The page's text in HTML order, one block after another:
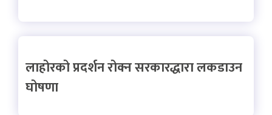
लाहोरको प्रदर्शन रोक्न सरकारद्धारा लकडाउन
घोषणा